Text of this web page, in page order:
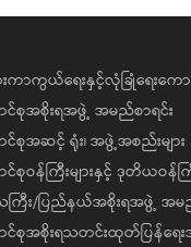
ကာကွယ်ရေးနှင့်လုံခြုံရေးကေ
င်စုအစိုးရအဖွဲ့ အမည်စာရင်း
စုအဆင့် ရုံး၊ အဖွဲ့အစည်းများ
စုဝန်ကြီးများနှင့် ဒုတိယဝန်ကြီ
ကြီး/ပြည်နယ်အစိုးရအဖွဲ့ အမ
င်စုအစိုးရသတင်းထုတ်ပြန်ရေ